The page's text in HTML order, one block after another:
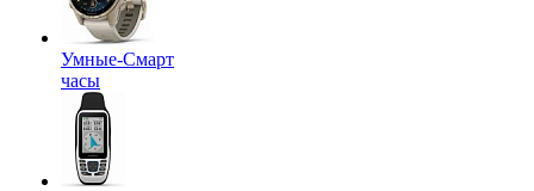
Умные-Смарт
часы